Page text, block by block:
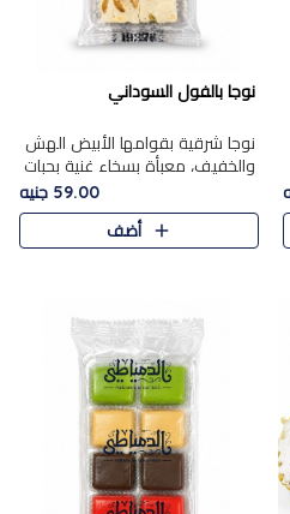
نوجا بالفول السوداني
نوجا شرقية بقوامها الأبيض الهش
والخفيف، معبأة بسخاء غنية بحبات
الفول السوداني المحمص التي
يقدم تضيف قرمشة مميزة مرضية
وتوازنًا رائعًا مع حلا..
59.00 جنيه
أضف